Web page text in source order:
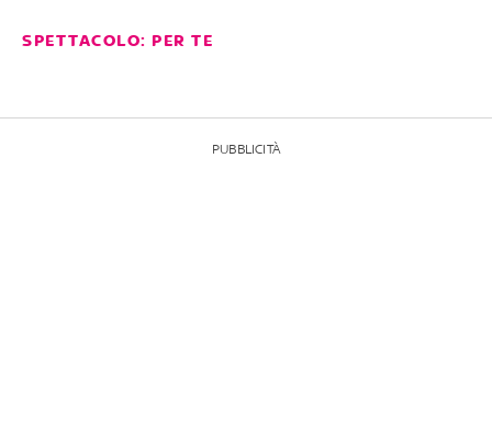
SPETTACOLO: PER TE
PUBBLICITÀ